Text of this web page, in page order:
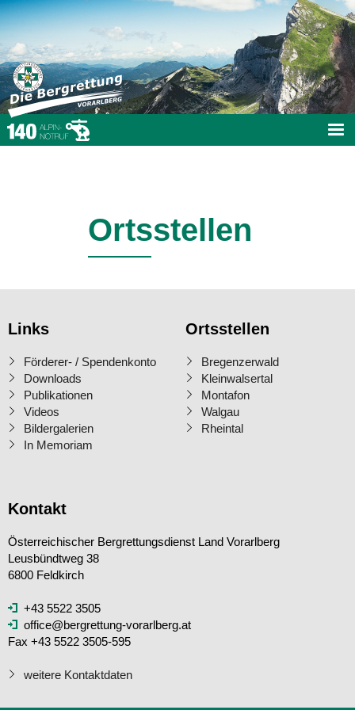
Ortsstellen
Links
Förderer- / Spendenkonto
Downloads
Publikationen
Videos
Bildergalerien
In Memoriam
Ortsstellen
Bregenzerwald
Kleinwalsertal
Montafon
Walgau
Rheintal
Kontakt
Österreichischer Bergrettungsdienst Land Vorarlberg
Leusbündtweg 38
6800 Feldkirch
+43 5522 3505
office@bergrettung-vorarlberg.at
Fax +43 5522 3505-595
weitere Kontaktdaten